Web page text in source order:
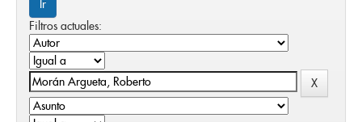
Filtros actuales: